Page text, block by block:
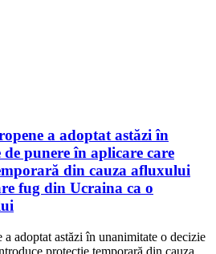
a adoptat astăzi în
punere în aplicare care
din cauza afluxului
fug din Ucraina ca o
adoptat astăzi în unanimitate o decizie
protecție temporară din cauza